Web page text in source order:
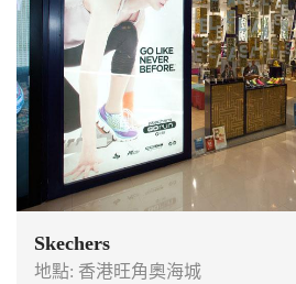
Skechers
地點: 香港旺角奧海城